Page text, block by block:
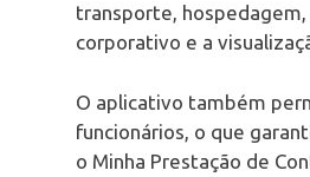
transporte,
corporativo e a
O aplicativo também
funcionários, o que
o Minha Prestação de